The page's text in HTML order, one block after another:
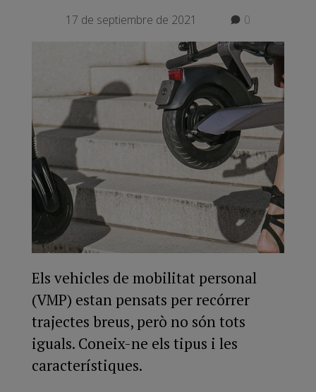
17 de septiembre de 2021 0
Els vehicles de mobilitat personal
(VMP) estan pensats per recórrer
trajectes breus, però no són tots
iguals. Coneix-ne els tipus i les
característiques.